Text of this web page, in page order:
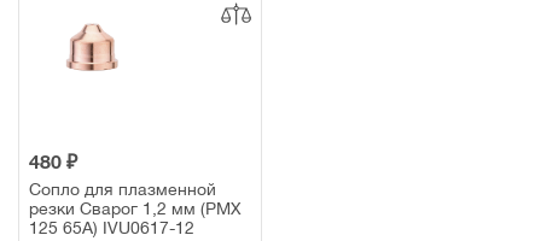
480 ₽
Сопло для плазменной
резки Сварог 1,2 мм (PMX
125 65A) IVU0617-12